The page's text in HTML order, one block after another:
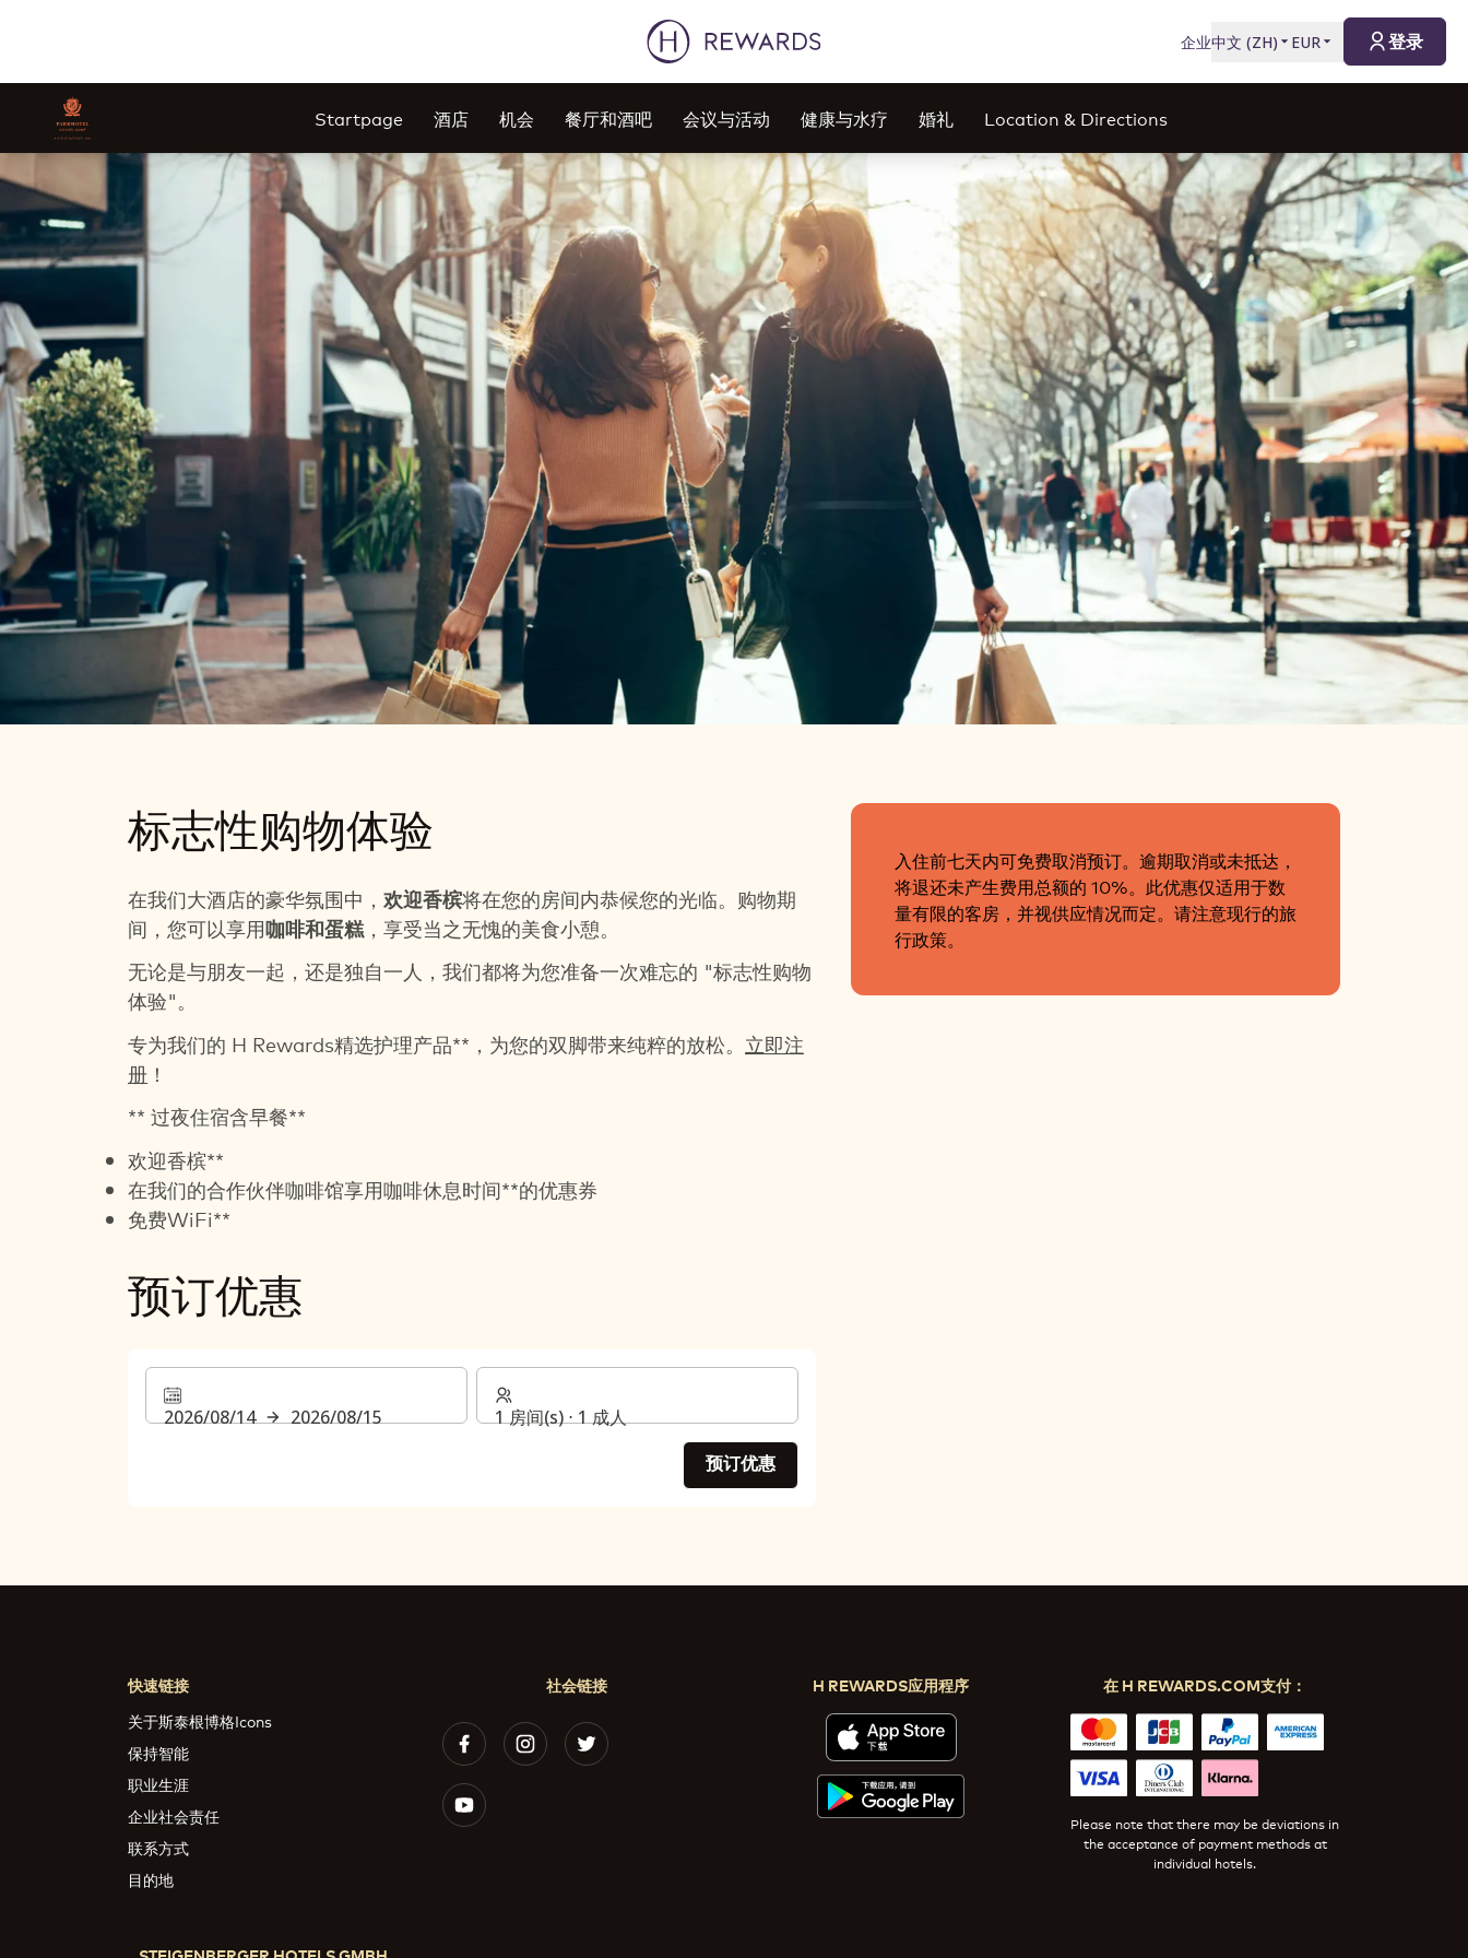
企业中文 (ZH) EUR 登录
Startpage 酒店 机会 餐厅和酒吧 会议与活动 健康与水疗 婚礼 Location & Directions
幻灯片1 of1
欢迎香槟标志性购物体验
在我们大酒店的豪华氛围中， 欢迎香槟将在您的房间内恭候您的光临。购物期
间，您可以享用咖啡和蛋糕 ，享受当之无愧的美食小憩。
无论是与朋友一起，还是独自一人，我们都将为您准备一次难忘的 "标志性购物
体验"。
专为我们的 H Rewards精选护理产品**，为您的双脚带来纯粹的放松。 立即注
册 ！
** 过夜住宿含早餐**
欢迎香槟**
在我们的合作伙伴咖啡馆享用咖啡休息时间**的优惠券
免费WiFi**
预订优惠
2026/08/14 2026/08/15
1 房间(s) ⋅ 1 成人
预订优惠
入住前七天内可免费取消预订。逾期取消或未抵达，
将退还未产生费用总额的 10%。此优惠仅适用于数
量有限的客房，并视供应情况而定。请注意现行的旅
行政策。
快速链接
关于斯泰根博格Icons
保持智能
职业生涯
企业社会责任
联系方式
目的地
社会链接 H REWARDS应用程序 在 H REWARDS.COM支付：
Please note that there may be deviations in
the acceptance of payment methods at
individual hotels.